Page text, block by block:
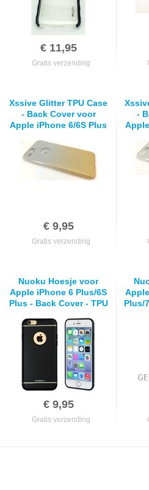
€ 11,95
Gratis verzending
Xssive Glitter TPU Case
- Back Cover voor
Apple iPhone 6/6S Plus
€ 9,95
Gratis verzending
-
Nuoku Hoesje voor
Apple iPhone 6 Plus/6S
Plus - Back Cover - TPU
€ 9,95
Gratis verzending
Plus/